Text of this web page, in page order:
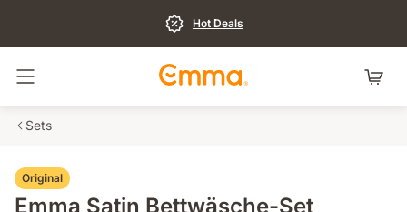
Hot Deals
Navigation umschalten
Sets
Original
Emma Satin Bettwäsche-Set